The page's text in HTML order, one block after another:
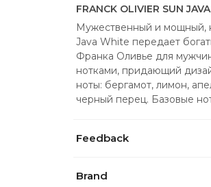
FRANCK OLIVIER SUN
Мужественный и мощный,
Java White передает
Франка Оливье для
нотками, придающий
ноты: бергамот, лимон,
черный перец. Базовые
Feedback
Brand